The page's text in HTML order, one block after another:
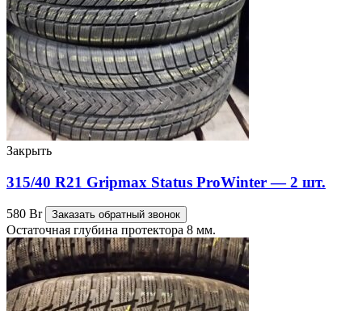
Закрыть
315/40 R21 Gripmax Status ProWinter — 2 шт.
580 Br Заказать обратный звонок
Остаточная глубина протектора 8 мм.